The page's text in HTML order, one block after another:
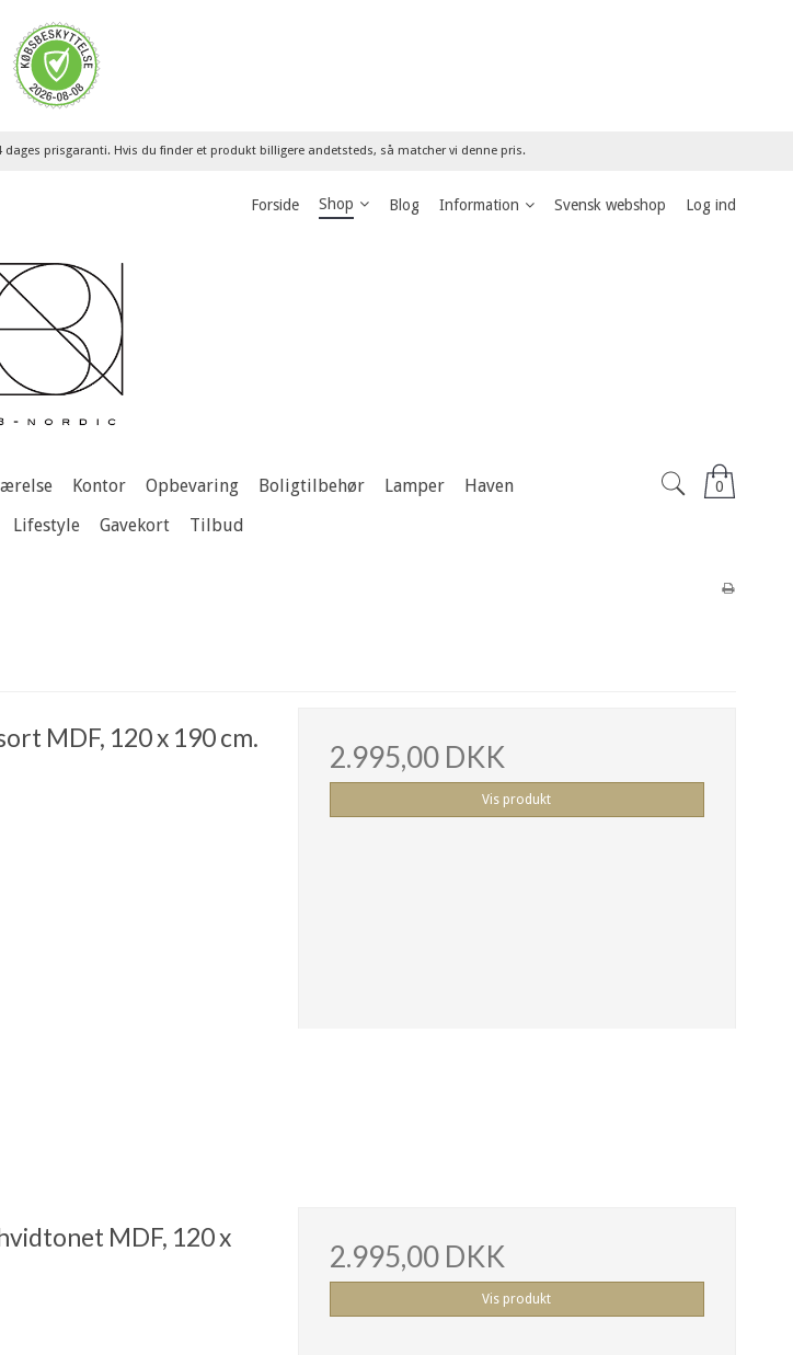
dages prisgaranti. Hvis du finder et produkt billigere andetsteds, så matcher vi denne pris.
Forside Shop Blog Information Svensk webshop Log ind
0
Kontor Opbevaring Boligtilbehør Lamper
Haven
Lifestyle Gavekort Tilbud
MDF, 120 x 190 cm.
2.995,00 DKK
Vis produkt
MDF, 120 x
2.995,00 DKK
Vis produkt